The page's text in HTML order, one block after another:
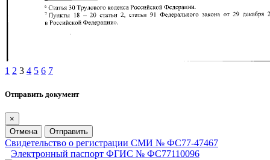
1 2 3 4 5 6 7
Отправить документ
×
Отмена
Отправить
Свидетельство о регистрации СМИ № ФС77-47467
Электронный паспорт ФГИС № ФС77110096